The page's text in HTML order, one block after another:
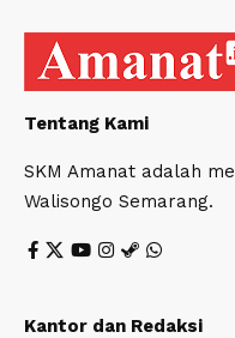
Tentang Kami
SKM Amanat adalah
Walisongo Semarang.
Kantor dan Redaksi